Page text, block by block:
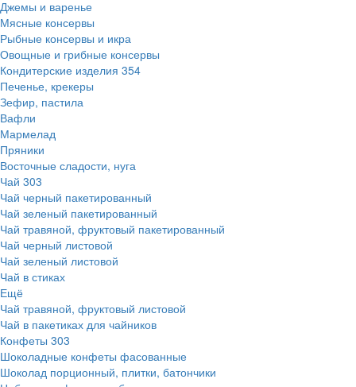
Джемы и варенье
Мясные консервы
Рыбные консервы и икра
Овощные и грибные консервы
Кондитерские изделия 354
Печенье, крекеры
Зефир, пастила
Вафли
Мармелад
Пряники
Восточные сладости, нуга
Чай 303
Чай черный пакетированный
Чай зеленый пакетированный
Чай травяной, фруктовый пакетированный
Чай черный листовой
Чай зеленый листовой
Чай в стиках
Ещё
Чай травяной, фруктовый листовой
Чай в пакетиках для чайников
Конфеты 303
Шоколадные конфеты фасованные
Шоколад порционный, плитки, батончики